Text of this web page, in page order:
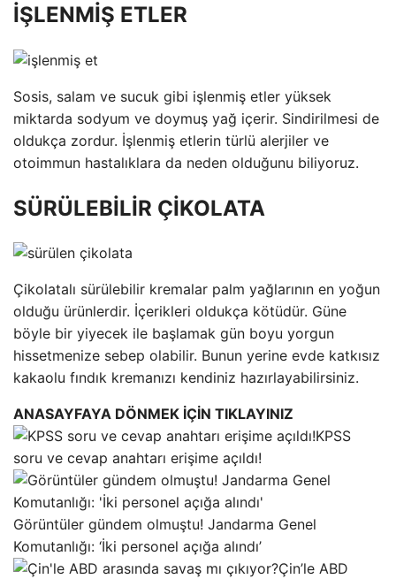
İŞLENMİŞ ETLER
Sosis, salam ve sucuk gibi işlenmiş etler yüksek
miktarda sodyum ve doymuş yağ içerir. Sindirilmesi de
oldukça zordur. İşlenmiş etlerin türlü alerjiler ve
otoimmun hastalıklara da neden olduğunu biliyoruz.
SÜRÜLEBİLİR ÇİKOLATA
Çikolatalı sürülebilir kremalar palm yağlarının en yoğun
olduğu ürünlerdir. İçerikleri oldukça kötüdür. Güne
böyle bir yiyecek ile başlamak gün boyu yorgun
hissetmenize sebep olabilir. Bunun yerine evde katkısız
kakaolu fındık kremanızı kendiniz hazırlayabilirsiniz.
ANASAYFAYA DÖNMEK İÇİN TIKLAYINIZ
KPSS
soru ve cevap anahtarı erişime açıldı!
Görüntüler gündem olmuştu! Jandarma Genel
Komutanlığı: ‘İki personel açığa alındı’
Çin’le ABD